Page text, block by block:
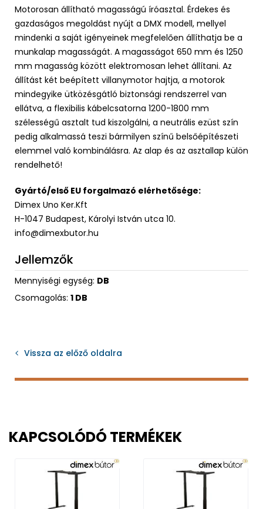
Motorosan állítható magasságú íróasztal. Érdekes és
gazdaságos megoldást nyújt a DMX modell, mellyel
mindenki a saját igényeinek megfelelően állíthatja be a
munkalap magasságát. A magasságot 650 mm és 1250
mm magasság között elektromosan lehet állítani. Az
állítást két beépített villanymotor hajtja, a motorok
mindegyike ütközésgátló biztonsági rendszerrel van
ellátva, a flexibilis kábelcsatorna 1200-1800 mm
szélességű asztalt tud kiszolgálni, a neutrális ezüst szín
pedig alkalmassá teszi bármilyen színű belsőépítészeti
elemmel való kombinálásra. Az alap és az asztallap külön
rendelhető!
Gyártó/első EU forgalmazó elérhetősége:
Dimex Uno Ker.Kft
H-1047 Budapest, Károlyi István utca 10.
info@dimexbutor.hu
Jellemzők
Mennyiségi egység: DB
Csomagolás: 1 DB
Vissza az előző oldalra
KAPCSOLÓDÓ TERMÉKEK